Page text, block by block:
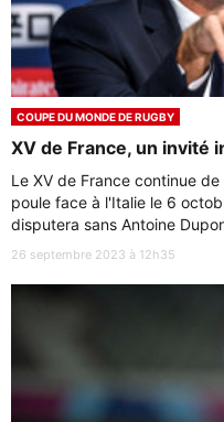
COUPE DU MONDE DE RUGBY
XV de France, un invité
Le XV de France continue
poule face à l'Italie le 6
disputera sans Antoine
26 septembre 2023 à 12h35